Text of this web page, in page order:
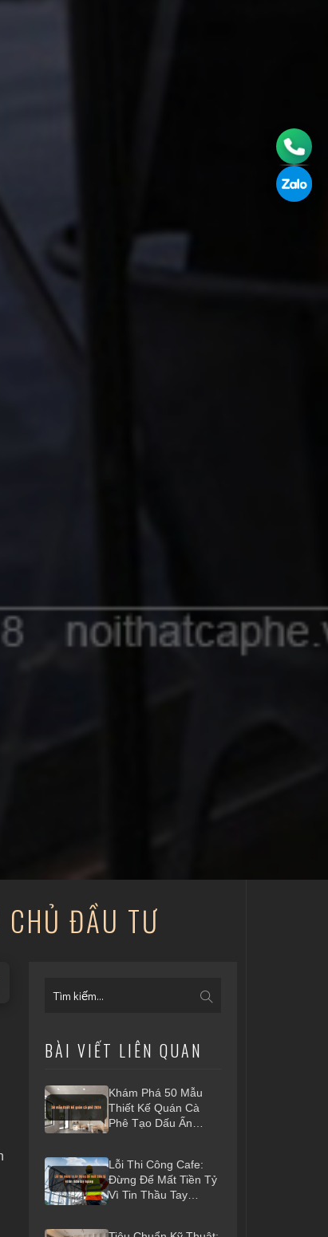
CHỦ ĐẦU TƯ
BÀI VIẾT LIÊN QUAN
Khám Phá 50 Mẫu
Thiết Kế Quán Cà
Phê Tạo Dấu Ấn
Lỗi Thi Công Cafe:
Đừng Để Mất Tiền Tỷ
Vì Tin Thầu Tay